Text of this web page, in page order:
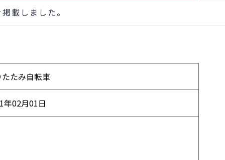
載しました。
たみ自転車
年02月01日